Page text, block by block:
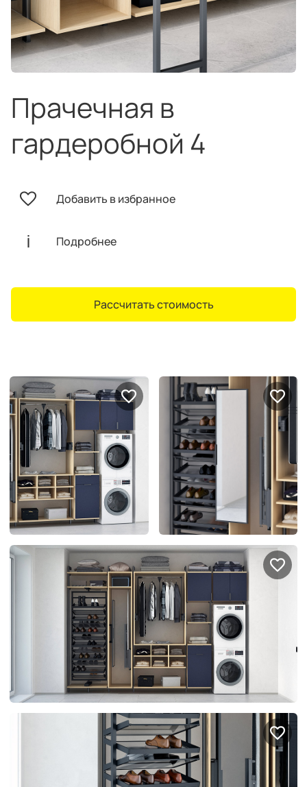
Специальные
предложения
и скидки
Салоны продаж
О компании
клиентам
Галерея
интерьеров
Найдите своё
вдохновение
Блог
Правило мокрых рук: как
спроектировать мебель в
ванной, чтобы не открывать
ящики сто раз
4314
Витрина как в бутике:
стекла для
которые покажут всё в
лучшем виде
5
Покупателям
Акции
Прачечная в
гардеробной 4
Добавить в избранное
Подробнее
Рассчитать стоимость